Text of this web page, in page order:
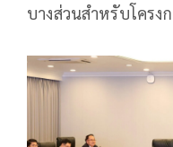
บางส่วนสำหรับโครง